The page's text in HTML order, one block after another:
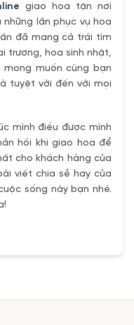
giao hoa tận nơi
lần phục vụ hoa
đã mang cả trái tím
trương, hoa sinh nhật,
muốn cùng bạn
tuyệt vời đến với mọi
mình điều được mình
hồi khi giao hoa để
cho khách hàng của
viết chia sẻ hay của
sống này bạn nhé.